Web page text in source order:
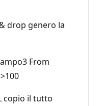
drop genero la
From
copio il tutto